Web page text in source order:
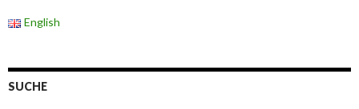
English
SUCHE